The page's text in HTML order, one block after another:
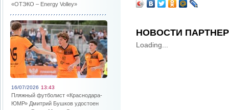
«ОТЭКО – Energy Volley»
16/07/2026 13:43
Пляжный футболист «Краснодара-
ЮМР» Дмитрий Бушков удостоен
НОВОСТИ
Loading...